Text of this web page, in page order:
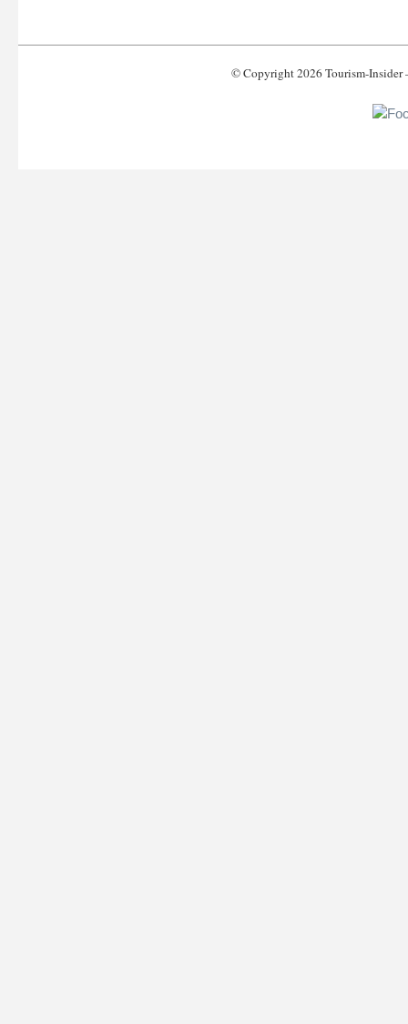
© Copyright 2026 Tourism-